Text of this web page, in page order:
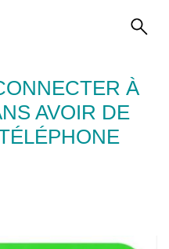
À
AVOIR DE